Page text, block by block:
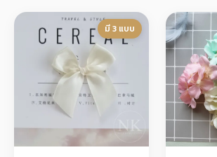
Wax Seal Sticker | สติกเกอร์ตราครั่งปิดซอง
การ์ดแต่งงานออนไลน์
เกี่ยวกับเรา
มี 3 แบบ